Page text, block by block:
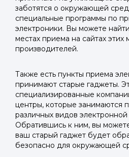
заботятся о окружающей
специальные программы по
электроники. Вы можете
местах приема на сайтах этих
производителей.
Также есть пункты приема
принимают старые гаджеты.
специализированные
центры, которые занимаются
различных видов электронной
Обратившись к ним, вы
ваш старый гаджет будет
безопасно для окружающей